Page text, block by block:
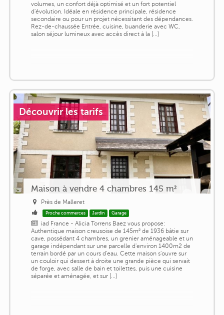
volumes, un confort déjà optimisé et un fort potentiel
d'évolution. Idéale en résidence principale, résidence
secondaire ou pour un projet nécessitant des dépendances.
Rez-de-chaussée Entrée, cuisine, buanderie avec WC,
salon séjour lumineux avec accès direct à la [...]
Découvrir les tarifs
Maison à vendre 4 chambres 145 m²
Près de Malleret
Proche commerces Jardin Garage
iad France - Alicia Torrens Baez vous propose:
Authentique maison creusoise de 145m² de 1936 bâtie sur
cave, possédant 4 chambres, un grenier aménageable et un
garage indépendant sur une parcelle d'environ 1400m2 de
terrain bordé par un cours d'eau. Cette maison s'ouvre sur
un couloir qui dessert à droite une grande pièce qui servait
de forge, avec salle de bain et toilettes, puis une cuisine
séparée et aménagée, et sur [...]